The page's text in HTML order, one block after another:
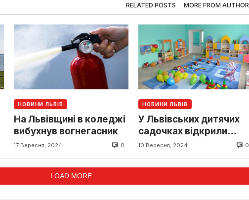
RELATED POSTS MORE FROM AUTHOR
НОВИНИ ЛЬВІВ
На Львівщині в коледжі
вибухнув вогнегасник
17 Вересня, 2024 0
НОВИНИ ЛЬВІВ
У Львівських дитячих
садочках відкрили
групи від 12 місяців
10 Вересня, 2024 0
LOAD MORE